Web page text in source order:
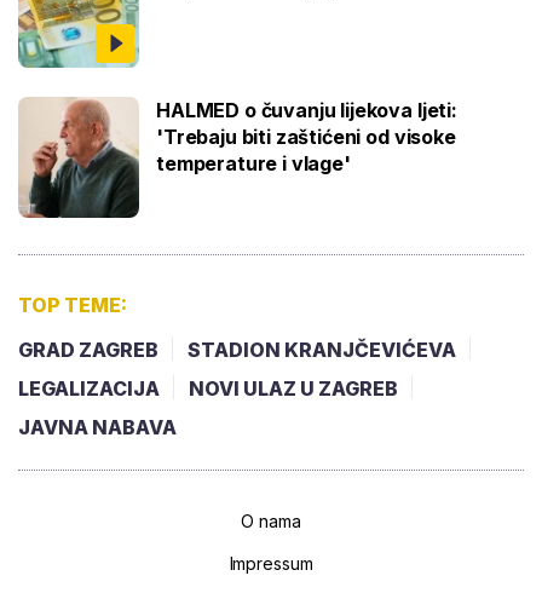
HALMED o čuvanju lijekova ljeti:
'Trebaju biti zaštićeni od visoke
temperature i vlage'
TOP TEME:
GRAD ZAGREB
STADION KRANJČEVIĆEVA
LEGALIZACIJA
NOVI ULAZ U ZAGREB
JAVNA NABAVA
O nama
Impressum